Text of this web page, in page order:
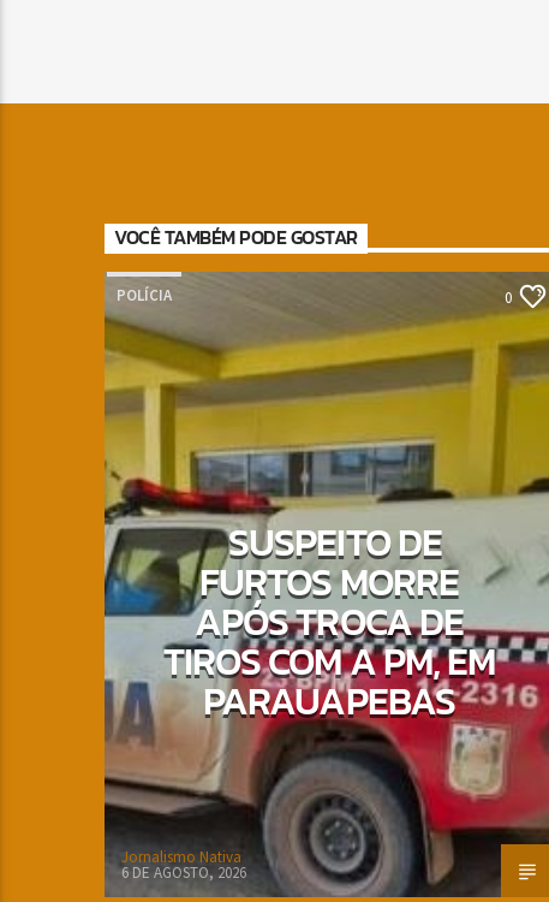
VOCÊ TAMBÉM PODE GOSTAR
POLÍCIA 0
SUSPEITO DE
FURTOS MORRE
APÓS TROCA DE
TIROS COM A PM, EM
PARAUAPEBAS
Jornalismo Nativa
6 DE AGOSTO, 2026